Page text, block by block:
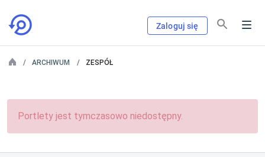
Zaloguj się
ARCHIWUM ZESPÓŁ
Portlety jest tymczasowo niedostępny.